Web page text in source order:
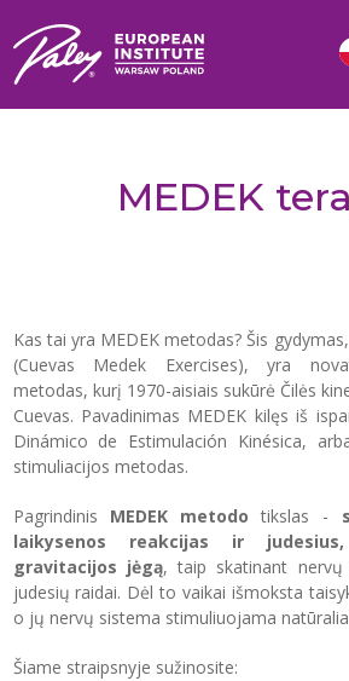
MEDEK
Kas tai yra MEDEK metodas? Šis
(Cuevas Medek Exercises), yra
metodas, kurį 1970-aisiais sukūrė Čilės
Cuevas. Pavadinimas MEDEK kilęs iš
Dinámico de Estimulación Kinésica,
stimuliacijos metodas.
Pagrindinis MEDEK metodo tikslas -
laikysenos reakcijas ir
gravitacijos jėgą, taip skatinant nervų
judesių raidai. Dėl to vaikai išmoksta
o jų nervų sistema stimuliuojama
Šiame straipsnyje sužinosite: